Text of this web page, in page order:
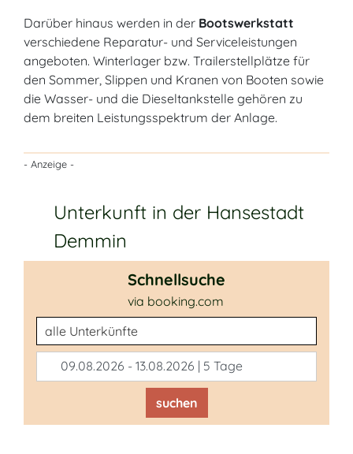
Darüber hinaus werden in der Bootswerkstatt
verschiedene Reparatur- und Serviceleistungen
angeboten. Winterlager bzw. Trailerstellplätze für
den Sommer, Slippen und Kranen von Booten sowie
die Wasser- und die Dieseltankstelle gehören zu
dem breiten Leistungsspektrum der Anlage.
- Anzeige -
Unterkunft in der Hansestadt
Demmin
Schnellsuche
via booking.com
Unterkunftsart
09.08.2026 - 13.08.2026 | 5 Tage
suchen